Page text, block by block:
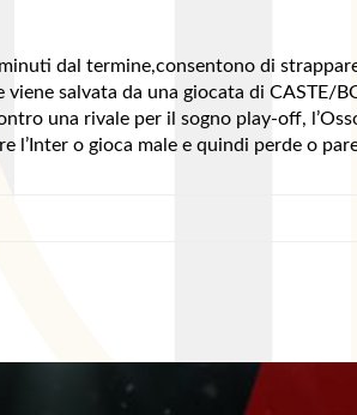
dal termine,consentono di
salvata da una giocata di CASTE/
una rivale per il sogno play-off,
o gioca male e quindi perde o